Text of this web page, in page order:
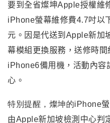
要到全省燦坤Apple授權維
iPhone螢幕維修費4.7吋以
元。因是代送到Apple新加
幕模組更換服務，送修時
iPhone6備用機，活動內容
心。
特別提醒，燦坤的iPhone
由Apple新加坡檢測中心判